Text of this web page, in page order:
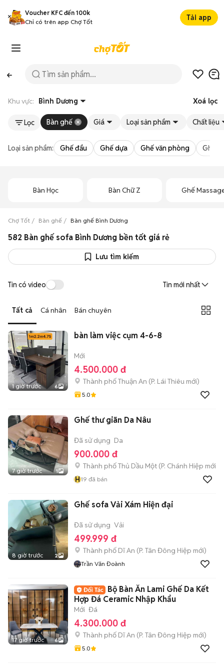
Voucher KFC đến 100k
Chỉ có trên app Chợ Tốt
Tải app
Khu vực: Bình Dương Xoá lọc
Lọc Bàn ghế Giá Loại sản phẩm Chất liệu
Loại sản phẩm: Ghế đẩu Ghế dựa Ghế văn phòng Ghế
Bàn Học Bàn Chữ Z Ghế
Chợ Tốt Bàn ghế Bàn ghế Bình Dương
582 Bàn ghế sofa Bình Dương bền tốt giá rẻ
Lưu tìm kiếm
Tin có video Tin mới nhất
Tất cả Cá nhân Bán chuyên
1 giờ trước 6
bàn làm việc cụm 4-6-8
Mới
4.500.000 đ
Thành phố Thuận An (P. Lái Thiêu mới)
5.0
7 giờ trước 1
Ghế thư giãn Da Nâu
Đã sử dụng Da
900.000 đ
Thành phố Thủ Dầu Một (P. Chánh Hiệp mới)
H19 đã bán
8 giờ trước 2
Ghế sofa Vải Xám Hiện đại
Đã sử dụng Vải
499.999 đ
Thành phố Dĩ An (P. Tân Đông Hiệp mới)
Trần Văn Đoành
17 giờ trước 6
Bộ Bàn Ăn Lami Ghế Da Kết
Hợp Đá Ceramic Nhập Khẩu
Mới Đá
4.300.000 đ
Thành phố Dĩ An (P. Tân Đông Hiệp mới)
5.0